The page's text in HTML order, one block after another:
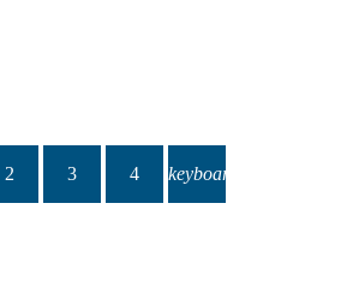
2 3 4 keyboard_arrow_right